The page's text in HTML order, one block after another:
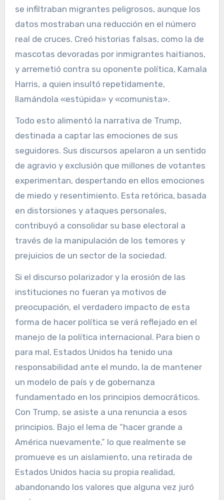
se infiltraban migrantes peligrosos, aunque los
datos mostraban una reducción en el número
real de cruces. Creó historias falsas, como la de
mascotas devoradas por inmigrantes haitianos,
y arremetió contra su oponente política, Kamala
Harris, a quien insultó repetidamente,
llamándola «estúpida» y «comunista».
Todo esto alimentó la narrativa de Trump,
destinada a captar las emociones de sus
seguidores. Sus discursos apelaron a un sentido
de agravio y exclusión que millones de votantes
experimentan, despertando en ellos emociones
de miedo y resentimiento. Esta retórica, basada
en distorsiones y ataques personales,
contribuyó a consolidar su base electoral a
través de la manipulación de los temores y
prejuicios de un sector de la sociedad.
Si el discurso polarizador y la erosión de las
instituciones no fueran ya motivos de
preocupación, el verdadero impacto de esta
forma de hacer política se verá reflejado en el
manejo de la política internacional. Para bien o
para mal, Estados Unidos ha tenido una
responsabilidad ante el mundo, la de mantener
un modelo de país y de gobernanza
fundamentado en los principios democráticos.
Con Trump, se asiste a una renuncia a esos
principios. Bajo el lema de “hacer grande a
América nuevamente,” lo que realmente se
promueve es un aislamiento, una retirada de
Estados Unidos hacia su propia realidad,
abandonando los valores que alguna vez juró